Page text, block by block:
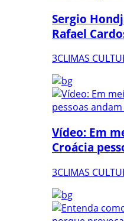
Sergio
Rafael
3CLIMAS
Vídeo: Em
Croácia
3CLIMAS